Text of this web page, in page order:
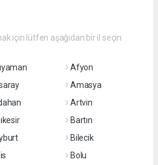
için lütfen aşağıdan bir il seçin
Afyon
Amasya
Artvin
Bartın
Bilecik
Bolu